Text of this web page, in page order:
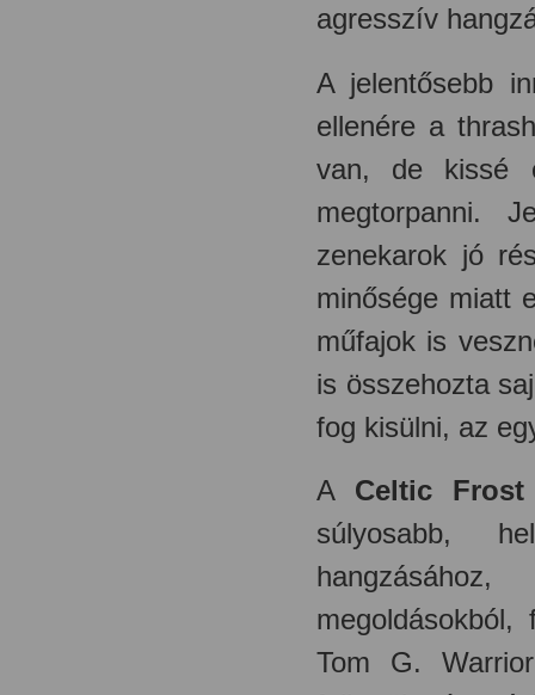
agresszív
A jelentősebb
ellenére a
van, de kissé
megtorpanni.
zenekarok jó
minősége miatt
műfajok is
is összehozta
fog kisülni, az
A Celtic Frost
súlyosabb,
Tom G.